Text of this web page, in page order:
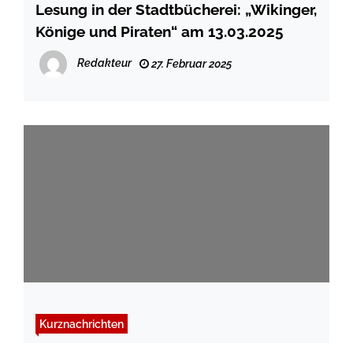
Lesung in der Stadtbücherei: „Wikinger,
Könige und Piraten“ am 13.03.2025
Redakteur 27. Februar 2025
Kurznachrichten